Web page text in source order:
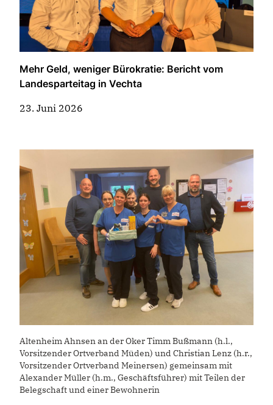
Mehr Geld, weniger Bürokratie: Bericht vom
Landesparteitag in Vechta
23. Juni 2026
Altenheim Ahnsen an der Oker Timm Bußmann (h.l.,
Vorsitzender Ortverband Müden) und Christian Lenz (h.r.,
Vorsitzender Ortverband Meinersen) gemeinsam mit
Alexander Müller (h.m., Geschäftsführer) mit Teilen der
Belegschaft und einer Bewohnerin